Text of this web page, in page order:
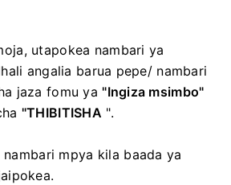
utapokea nambari ya
angalia barua pepe/ nambari
jaza fomu ya "Ingiza msimbo"
"THIBITISHA ".
mpya kila baada ya